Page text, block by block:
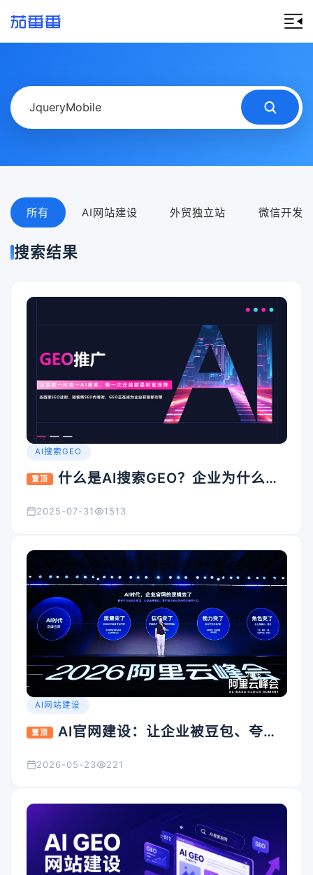
所有 AI网站建设 外贸独立站 微信开发
搜索结果
AI搜索GEO
置顶
什么是AI搜索GEO？企业为什么要
2025-07-31 1513
AI网站建设
置顶
AI官网建设：让企业被豆包、夸
2026-05-23 221